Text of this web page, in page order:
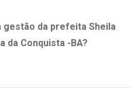
gestão da prefeita Sheila
da Conquista -BA?